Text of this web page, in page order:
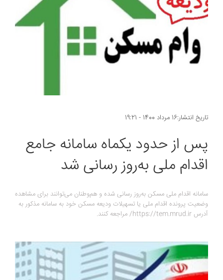
تاریخ انتشار:16 مرداد 1400 - 19:21
پس از حدود یکماه سامانه جامع
اقدام ملی به‌روز رسانی شد
سامانه اقدام ملی مسکن به‌روز رسانی شده و هم‌وطنان می‌توانند برای مشاهده
وضعیت پرونده اقدام ملی یا تسهیلات ودیعه مسکن خود به سامانه مذکور به
آدرس https://tem.mrud.ir/ مراجعه کنند.